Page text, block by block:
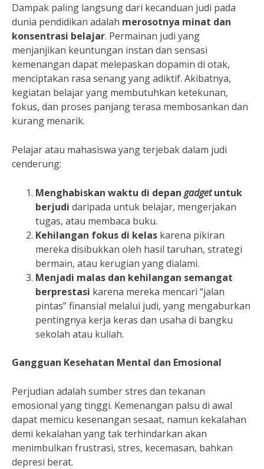
Dampak paling langsung dari kecanduan judi pada
dunia pendidikan adalah merosotnya minat dan
konsentrasi belajar. Permainan judi yang
menjanjikan keuntungan instan dan sensasi
kemenangan dapat melepaskan dopamin di otak,
menciptakan rasa senang yang adiktif. Akibatnya,
kegiatan belajar yang membutuhkan ketekunan,
fokus, dan proses panjang terasa membosankan dan
kurang menarik.
Pelajar atau mahasiswa yang terjebak dalam judi
cenderung:
Menghabiskan waktu di depan gadgetuntuk
berjudi daripada untuk belajar, mengerjakan
tugas, atau membaca buku.
Kehilangan fokus di kelas karena pikiran
mereka disibukkan oleh hasil taruhan, strategi
bermain, atau kerugian yang dialami.
Menjadi malas dan kehilangan semangat
berprestasi karena mereka mencari “jalan
pintas” finansial melalui judi, yang mengaburkan
pentingnya kerja keras dan usaha di bangku
sekolah atau kuliah.
Gangguan Kesehatan Mental dan Emosional
Perjudian adalah sumber stres dan tekanan
emosional yang tinggi. Kemenangan palsu di awal
dapat memicu kesenangan sesaat, namun kekalahan
demi kekalahan yang tak terhindarkan akan
menimbulkan frustrasi, stres, kecemasan, bahkan
depresi berat.